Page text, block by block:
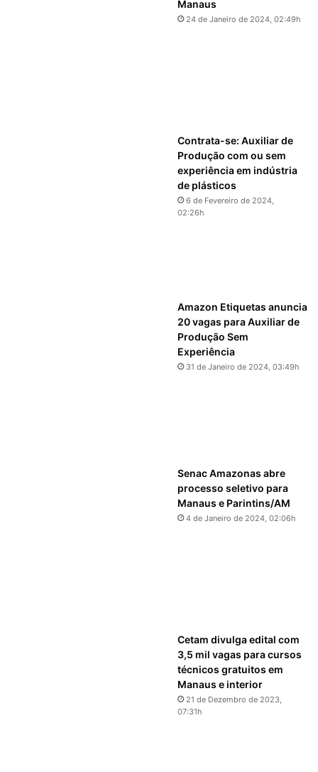
Manaus
24 de Janeiro de 2024, 02:49h
Contrata-se: Auxiliar de
Produção com ou sem
experiência em indústria
de plásticos
6 de Fevereiro de 2024,
02:26h
Amazon Etiquetas anuncia
20 vagas para Auxiliar de
Produção Sem
Experiência
31 de Janeiro de 2024, 03:49h
Senac Amazonas abre
processo seletivo para
Manaus e Parintins/AM
4 de Janeiro de 2024, 02:06h
Cetam divulga edital com
3,5 mil vagas para cursos
técnicos gratuitos em
Manaus e interior
21 de Dezembro de 2023,
07:31h